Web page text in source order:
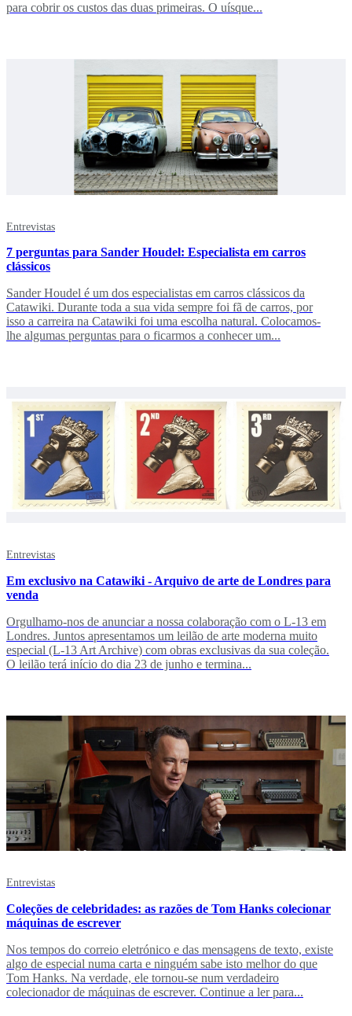
para cobrir os custos das duas primeiras. O uísque...
Entrevistas
7 perguntas para Sander Houdel: Especialista em carros
clássicos
Sander Houdel é um dos especialistas em carros clássicos da
Catawiki. Durante toda a sua vida sempre foi fã de carros, por
isso a carreira na Catawiki foi uma escolha natural. Colocamos-
lhe algumas perguntas para o ficarmos a conhecer um...
Entrevistas
Em exclusivo na Catawiki - Arquivo de arte de Londres para
venda
Orgulhamo-nos de anunciar a nossa colaboração com o L-13 em
Londres. Juntos apresentamos um leilão de arte moderna muito
especial (L-13 Art Archive) com obras exclusivas da sua coleção.
O leilão terá início do dia 23 de junho e termina...
Entrevistas
Coleções de celebridades: as razões de Tom Hanks colecionar
máquinas de escrever
Nos tempos do correio eletrónico e das mensagens de texto, existe
algo de especial numa carta e ninguém sabe isto melhor do que
Tom Hanks. Na verdade, ele tornou-se num verdadeiro
colecionador de máquinas de escrever. Continue a ler para...